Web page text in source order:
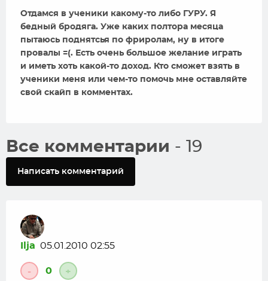
Отдамся в ученики какому-то либо ГУРУ. Я
бедный бродяга. Уже каких полтора месяца
пытаюсь поднятсья по фриролам, ну в итоге
провалы =(. Есть очень большое желание играть
и иметь хоть какой-то доход. Кто сможет взять в
ученики меня или чем-то помочь мне оставляйте
свой скайп в комментах.
Все комментарии - 19
Написать комментарий
Ilja 05.01.2010 02:55
- 0 +